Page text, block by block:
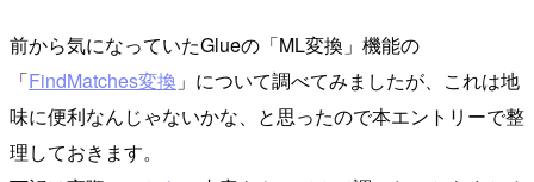
前から気になっていたGlueの「ML変換」機能の
「FindMatches変換 」について調べてみましたが、これは地
味に便利なんじゃないかな、と思ったので本エントリーで整
理しておきます。